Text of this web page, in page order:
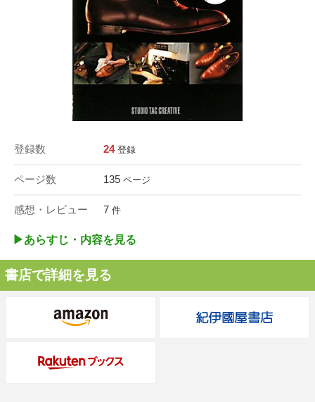
登録数 24 登録
ページ数 135 ページ
感想・レビュー 7 件
▶︎あらすじ・内容を見る
書店で詳細を見る